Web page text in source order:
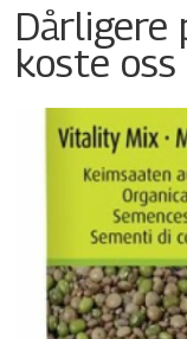
Dårligere
koste